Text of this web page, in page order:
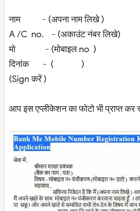
नाम - (अपना नाम लिखे )
A /C no. - (अकाउंट नंबर लिखे)
मो - (मोबाइल no )
दिनांक - ( )
(Sign करें )
आप इस एप्लीकेशन का फोटो भी प्राप्त